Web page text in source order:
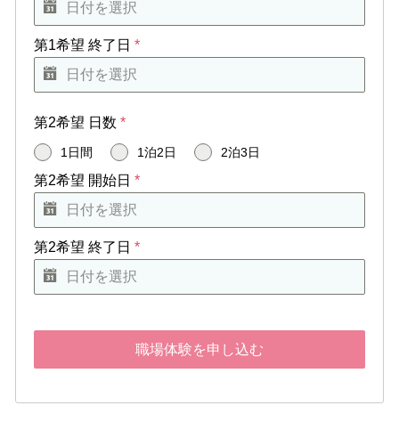
第1希望 終了日*
第2希望 日数*
1日間 1泊2日 2泊3日
第2希望 開始日*
第2希望 終了日*
職場体験を申し込む